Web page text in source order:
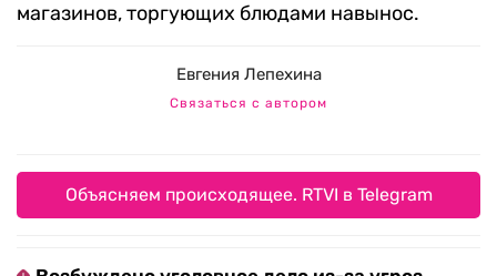
магазинов, торгующих блюдами навынос.
Евгения Лепехина
Связаться с автором
Объясняем происходящее. RTVI в Telegram